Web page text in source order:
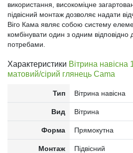
використання, високоміцне
підвісний монтаж дозволяє надати
Віго Кама являє собою систему
комбінувати один з одним відповідно
потребами.
Характеристики Вітрина навісна
матовий/сірий глянець Cama
Тип Вітрина навісна
Вид Вітрина
Форма Прямокутна
Монтаж Підвісний